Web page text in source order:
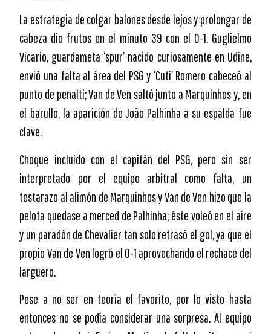
La estrategia de colgar balones desde lejos y prolongar de
cabeza dio frutos en el minuto 39 con el 0-1. Guglielmo
Vicario, guardameta ‘spur’ nacido curiosamente en Udine,
envió una falta al área del PSG y ‘Cuti’ Romero cabeceó al
punto de penalti; Van de Ven saltó junto a Marquinhos y, en
el barullo, la aparición de João Palhinha a su espalda fue
clave.
Choque incluido con el capitán del PSG, pero sin ser
interpretado por el equipo arbitral como falta, un
testarazo al alimón de Marquinhos y Van de Ven hizo que la
pelota quedase a merced de Palhinha; éste voleó en el aire
y un paradón de Chevalier tan solo retrasó el gol, ya que el
propio Van de Ven logró el 0-1 aprovechando el rechace del
larguero.
Pese a no ser en teoría el favorito, por lo visto hasta
entonces no se podía considerar una sorpresa. Al equipo